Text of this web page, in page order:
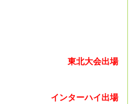
東北大会出場
インターハイ出場